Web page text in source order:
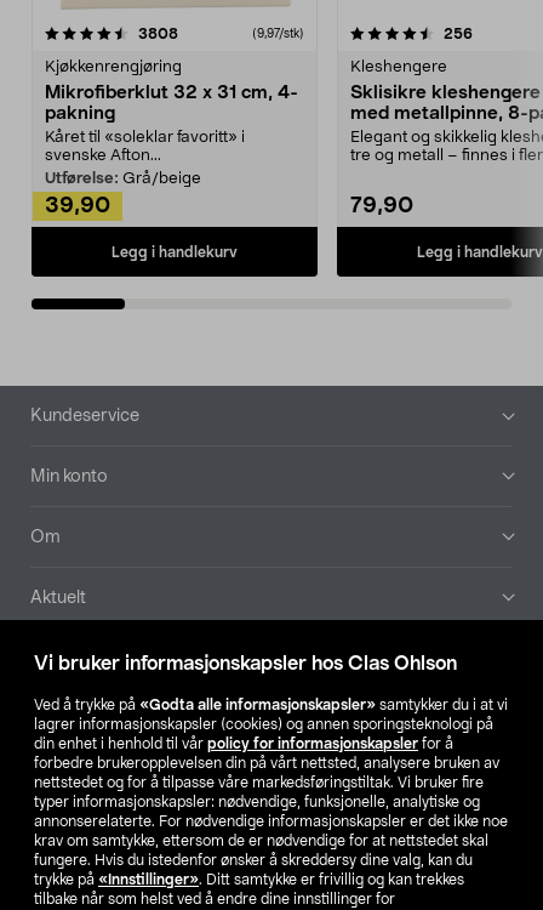
Vi bruker informasjonskapsler hos Clas Ohlson
Ved å trykke på «Godta alle informasjonskapsler» samtykker du i at vi
lagrer informasjonskapsler (cookies) og annen sporingsteknologi på
din enhet i henhold til vår policy for informasjonskapsler for å
forbedre brukeropplevelsen din på vårt nettsted, analysere bruken av
nettstedet og for å tilpasse våre markedsføringstiltak. Vi bruker fire
typer informasjonskapsler: nødvendige, funksjonelle, analytiske og
annonserelaterte. For nødvendige informasjonskapsler er det ikke noe
krav om samtykke, ettersom de er nødvendige for at nettstedet skal
fungere. Hvis du istedenfor ønsker å skreddersy dine valg, kan du
trykke på «Innstillinger». Ditt samtykke er frivillig og kan trekkes
tilbake når som helst ved å endre dine innstillinger for
3808anmeldelser(9,97/stk)
Kjøkkenrengjøring
Mikrofiberklut 32 x 31 cm, 4-
pakning
Kåret til «soleklar favoritt» i
svenske Afton...
Utførelse: Grå/beige
39,90
Legg i handlekurv
4.5av 5 stjerner 256
Kleshengere
Sklisikre
med metallpinne, 8-
Elegant og skikkelig
tre og metall – finnes i
79,90
Legg i handlekurv
4.5av 5 stjerner
Bunntekst
Kundeservice
Min konto
Om
Aktuelt
Våre selskaper
Finn din butikk
SE NO FI